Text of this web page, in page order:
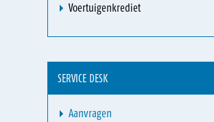
Voertuigenkrediet
SERVICE DESK
Aanvragen